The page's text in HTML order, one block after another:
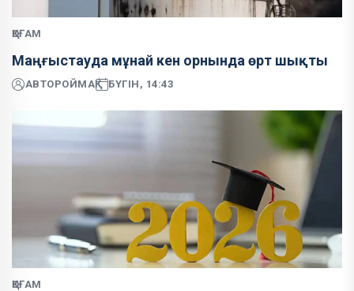
ҚОҒАМ
Маңғыстауда мұнай кен орнында өрт шықты
АВТОРОЙМАҚ БҮГІН, 14:43
ҚОҒАМ